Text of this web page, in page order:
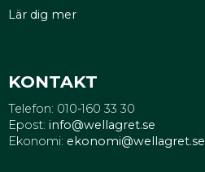
Lär dig mer
KONTAKT
Telefon: 010-160 33 30
Epost: info@wellagret.se
Ekonomi: ekonomi@wellagret.se